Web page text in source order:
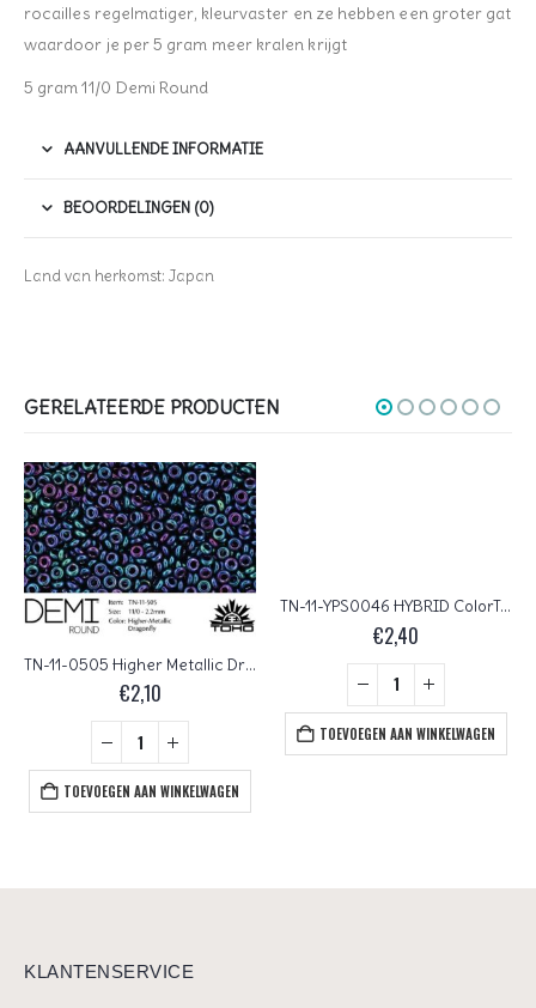
rocailles regelmatiger, kleurvaster en ze hebben een groter gat
waardoor je per 5 gram meer kralen krijgt
5 gram 11/0 Demi Round
AANVULLENDE INFORMATIE
BEOORDELINGEN (0)
Land van herkomst: Japan
GERELATEERDE PRODUCTEN
TN-11-0505 Higher Metallic Dragonfly TOHO Demi Round
€2,10
TOEVOEGEN AAN WINKELWAGEN
TN-11-YPS0046 HYBRID ColorTrends Pale Dogwood TOHO Demi Round
€2,40
TOEVOEGEN AAN WINKELWAGEN
KLANTENSERVICE